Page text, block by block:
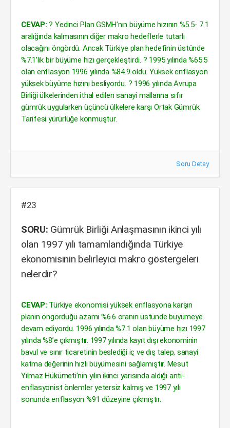
CEVAP: ? Yedinci Plan GSMH’nın büyüme hızının %5.5- 7.1
aralığında kalmasının diğer makro hedeflerle tutarlı
olacağını öngördü. Ancak Türkiye plan hedefinin üstünde
%7.1’lik bir büyüme hızı gerçekleştirdi. ? 1995 yılında %65.5
olan enflasyon 1996 yılında %84.9 oldu. Yüksek enflasyon
yüksek büyüme hızını besliyordu. ? 1996 yılında Avrupa
Birliği ülkelerinden ithal edilen sanayi mallarına sıfır
gümrük uygularken üçüncü ülkelere karşı Ortak Gümrük
Tarifesi yürürlüğe konmuştur.
Soru Detay
#23
SORU: Gümrük Birliği Anlaşmasının ikinci yılı
olan 1997 yılı tamamlandığında Türkiye
ekonomisinin belirleyici makro göstergeleri
nelerdir?
CEVAP: Türkiye ekonomisi yüksek enflasyona karşın
planın öngördüğü azami %6.6 oranın üstünde büyümeye
devam ediyordu. 1996 yılında %7.1 olan büyüme hızı 1997
yılında %8’e çıkmıştır. 1997 yılında kayıt dışı ekonominin
bavul ve sınır ticaretinin beslediği iç ve dış talep, sanayi
katma değerinin hızlı büyümesini sağlamıştır. Mesut
Yılmaz Hükümeti’nin yılın ikinci yarısında aldığı anti-
enflasyonist önlemler yetersiz kalmış ve 1997 yılı
sonunda enflasyon %91 düzeyine çıkmıştır.